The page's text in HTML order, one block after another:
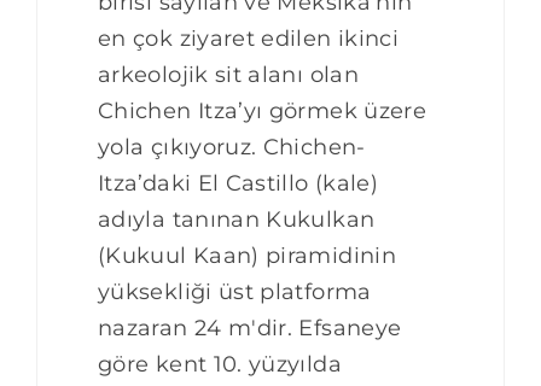
en çok ziyaret edilen ikinci
arkeolojik sit alanı olan
Chichen Itza’yı görmek üzere
yola çıkıyoruz. Chichen-
Itza’daki El Castillo (kale)
adıyla tanınan Kukulkan
(Kukuul Kaan) piramidinin
yüksekliği üst platforma
nazaran 24 m'dir. Efsaneye
göre kent 10. yüzyılda